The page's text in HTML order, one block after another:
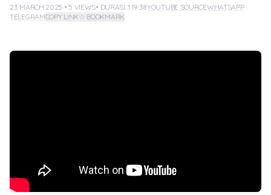
23 MARCH 2025 • 5 VIEWS• DURASI: 1:19:38YOUTUBE SOURCEWHATSAPP
TELEGRAMCOPY LINK☆ BOOKMARK